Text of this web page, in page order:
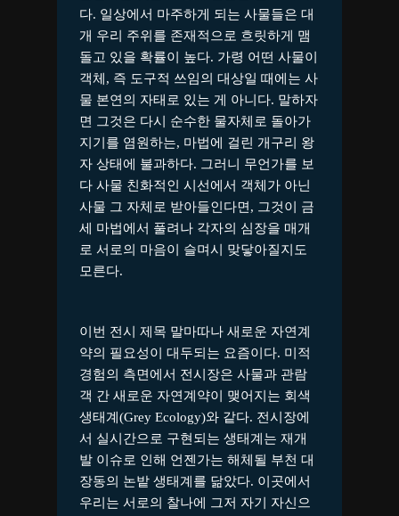
다. 일상에서 마주하게 되는 사물들은 대
개 우리 주위를 존재적으로 흐릿하게 맴
돌고 있을 확률이 높다. 가령 어떤 사물이
객체, 즉 도구적 쓰임의 대상일 때에는 사
물 본연의 자태로 있는 게 아니다. 말하자
면 그것은 다시 순수한 물자체로 돌아가
지기를 염원하는, 마법에 걸린 개구리 왕
자 상태에 불과하다. 그러니 무언가를 보
다 사물 친화적인 시선에서 객체가 아닌
사물 그 자체로 받아들인다면, 그것이 금
세 마법에서 풀려나 각자의 심장을 매개
로 서로의 마음이 슬며시 맞닿아질지도
모른다.
이번 전시 제목 말마따나 새로운 자연계
약의 필요성이 대두되는 요즘이다. 미적
경험의 측면에서 전시장은 사물과 관람
객 간 새로운 자연계약이 맺어지는 회색
생태계(Grey Ecology)와 같다. 전시장에
서 실시간으로 구현되는 생태계는 재개
발 이슈로 인해 언젠가는 해체될 부천 대
장동의 논밭 생태계를 닮았다. 이곳에서
우리는 서로의 찰나에 그저 자기 자신으